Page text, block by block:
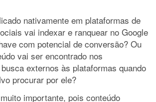
nativamente em plataformas de
vai indexar e ranquear no Google
com potencial de conversão? Ou
vai ser encontrado nos
externos às plataformas quando
procurar por ele?
importante, pois conteúdo